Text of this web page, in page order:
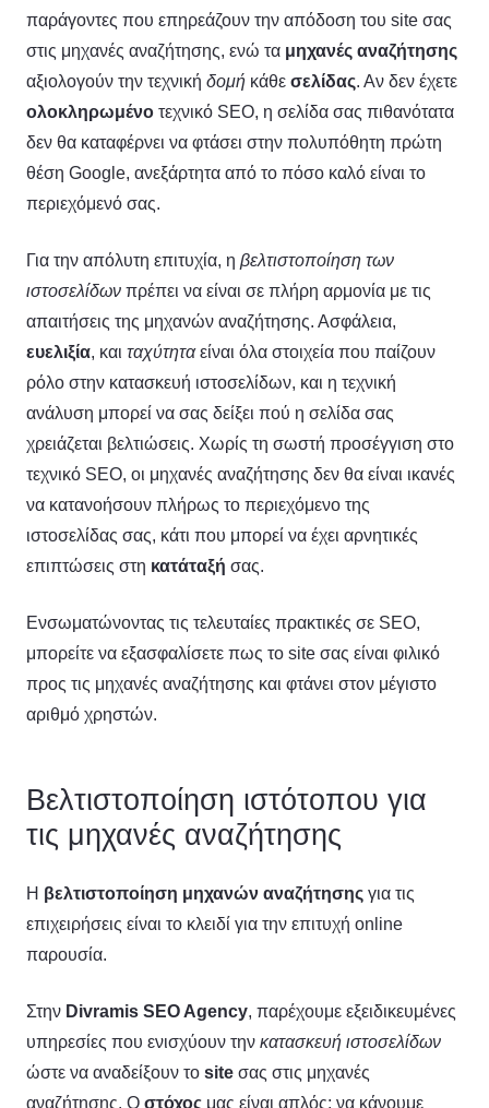
παράγοντες που επηρεάζουν την απόδοση του site σας
στις μηχανές αναζήτησης, ενώ τα μηχανές αναζήτησης
αξιολογούν την τεχνική δομή κάθε σελίδας. Αν δεν έχετε
ολοκληρωμένο τεχνικό SEO, η σελίδα σας πιθανότατα
δεν θα καταφέρνει να φτάσει στην πολυπόθητη πρώτη
θέση Google, ανεξάρτητα από το πόσο καλό είναι το
περιεχόμενό σας.
Για την απόλυτη επιτυχία, η βελτιστοποίηση των
ιστοσελίδων πρέπει να είναι σε πλήρη αρμονία με τις
απαιτήσεις της μηχανών αναζήτησης. Ασφάλεια,
ευελιξία, και ταχύτηταείναι όλα στοιχεία που παίζουν
ρόλο στην κατασκευή ιστοσελίδων, και η τεχνική
ανάλυση μπορεί να σας δείξει πού η σελίδα σας
χρειάζεται βελτιώσεις. Χωρίς τη σωστή προσέγγιση στο
τεχνικό SEO, οι μηχανές αναζήτησης δεν θα είναι ικανές
να κατανοήσουν πλήρως το περιεχόμενο της
ιστοσελίδας σας, κάτι που μπορεί να έχει αρνητικές
επιπτώσεις στη κατάταξή σας.
Ενσωματώνοντας τις τελευταίες πρακτικές σε SEO,
μπορείτε να εξασφαλίσετε πως το site σας είναι φιλικό
προς τις μηχανές αναζήτησης και φτάνει στον μέγιστο
αριθμό χρηστών.
Βελτιστοποίηση ιστότοπου για
τις μηχανές αναζήτησης
Η βελτιστοποίηση μηχανών αναζήτησης για τις
επιχειρήσεις είναι το κλειδί για την επιτυχή online
παρουσία.
Στην Divramis SEO Agency, παρέχουμε εξειδικευμένες
υπηρεσίες που ενισχύουν την κατασκευή ιστοσελίδων
ώστε να αναδείξουν το site σας στις μηχανές
αναζήτησης. Ο στόχος μας είναι απλός: να κάνουμε